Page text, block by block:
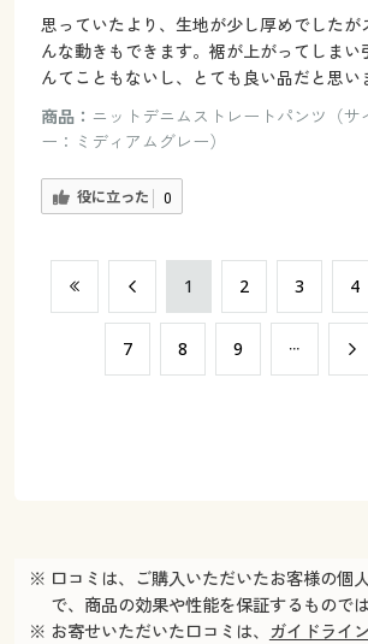
思っていたより、生地が少し厚めでしたが
んな動きもできます。裾が上がってしまい
んてこともないし、とても良い品だと思い
商品： ニットデニムストレートパンツ（
ー：ミディアムグレー）
役に立った 0
​1 ​2 ​3 ​4
​7 ​8 ​9
※ 口コミは、ご購入いただいたお客様の個
で、商品の効果や性能を保証するもので
※ お寄せいただいた口コミは、 ガイドライン